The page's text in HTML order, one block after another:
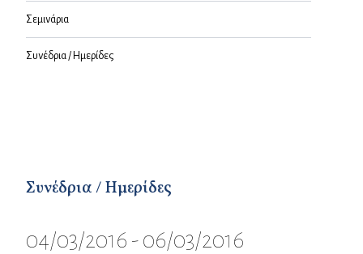
Σεμινάρια
Συνέδρια / Ημερίδες
Συνέδρια / Ημερίδες
04/03/2016 - 06/03/2016